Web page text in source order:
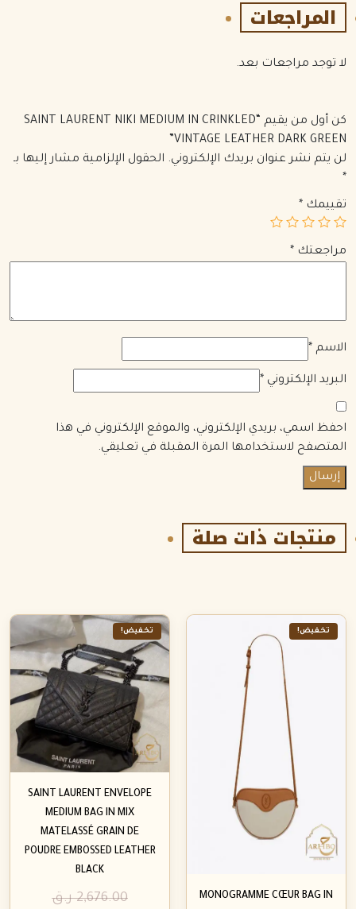
المراجعات
لا توجد مراجعات بعد.
كن أول من يقيم “SAINT LAURENT NIKI MEDIUM IN CRINKLED
VINTAGE LEATHER DARK GREEN”
لن يتم نشر عنوان بريدك الإلكتروني. الحقول الإلزامية مشار إليها بـ
*
تقييمك *
مراجعتك *
الاسم *
البريد الإلكتروني *
احفظ اسمي، بريدي الإلكتروني، والموقع الإلكتروني في هذا
المتصفح لاستخدامها المرة المقبلة في تعليقي.
منتجات ذات صلة
تخفيض!
MONOGRAMME CŒUR BAG IN
تخفيض!
SAINT LAURENT ENVELOPE
MEDIUM BAG IN MIX
MATELASSÉ GRAIN DE
POUDRE EMBOSSED LEATHER
BLACK
2,676.00 ر.ق